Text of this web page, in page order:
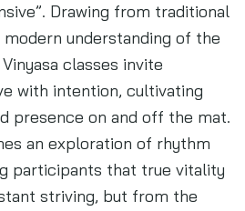
Drawing from traditional
understanding of the
classes invite
with intention, cultivating
presence on and off the mat.
an exploration of rhythm
participants that true vitality
striving, but from the